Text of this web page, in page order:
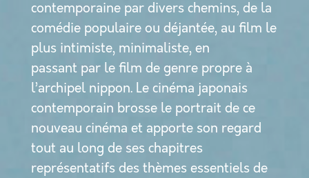
contemporaine par divers chemins, de la
comédie populaire ou déjantée, au film le
plus intimiste, minimaliste, en
passant par le film de genre propre à
l’archipel nippon. Le cinéma japonais
contemporain brosse le portrait de ce
nouveau cinéma et apporte son regard
tout au long de ses chapitres
représentatifs des thèmes essentiels de